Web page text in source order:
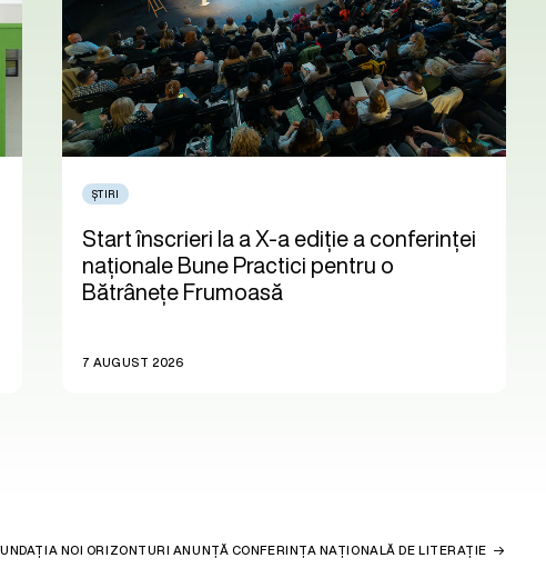
ȘTIRI
Start înscrieri la a X-a ediție a conferinței
naționale Bune Practici pentru o
Bătrânețe Frumoasă
7 AUGUST 2026
NOI ORIZONTURI ANUNȚĂ CONFERINȚA NAȚIONALĂ DE LITERAȚIE